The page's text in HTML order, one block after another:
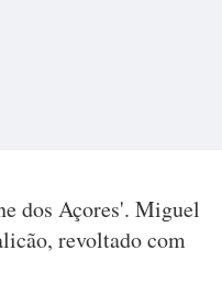
dos Açores'. Miguel
revoltado com